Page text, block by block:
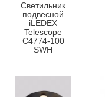
Светильник
подвесной
iLEDEX
Telescope
C4774-100
SWH